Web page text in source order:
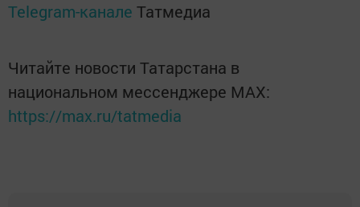
Telegram-канале Татмедиа
Читайте новости Татарстана в
национальном мессенджере MАХ:
https://max.ru/tatmedia